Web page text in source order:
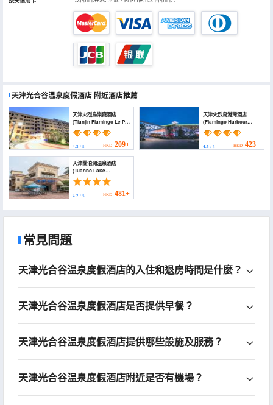
天津光合谷温泉度假酒店 附近酒店推薦
天津火烈鳥樂寵酒店
(Tianjin Flamingo Le Pet
Hotel)
4.3 / 5 HKD 209+
天津火烈鳥港灣酒店
(Flamingo Harbour
Hotel)
4.5/ 5 HKD 423+
天津團泊湖温泉酒店
(Tuanbo Lake
Hotspring Resorts &
Spa)
4.2 / 5 HKD 481+
常見問題
天津光合谷温泉度假酒店的入住和退房時間是什麼？
天津光合谷温泉度假酒店是否提供早餐？
天津光合谷温泉度假酒店提供哪些設施及服務？
天津光合谷温泉度假酒店附近是否有機場？